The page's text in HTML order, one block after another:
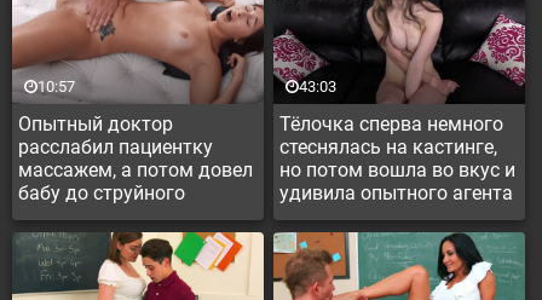
Опытный доктор
расслабил пациентку
массажем, а потом довел
бабу до струйного
оргазма
10:57
Тёлочка сперва немного
стеснялась на кастинге,
но потом вошла во вкус и
удивила опытного агента
43:03